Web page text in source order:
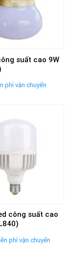
suất cao 9W
công suất cao